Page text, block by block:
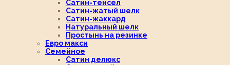
Сатин-тенсел
Сатин-жатый шелк
Сатин-жаккард
Натуральный шелк
Простынь на резинке
Евро макси
Семейное
Сатин делюкс